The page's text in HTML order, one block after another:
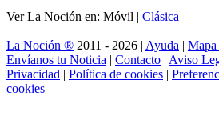
Ver La Noción en: Móvil | Clásica
La Noción ® 2011 - 2026 | Ayuda |
Envíanos tu Noticia | Contacto | Aviso
Privacidad | Política de cookies |
cookies